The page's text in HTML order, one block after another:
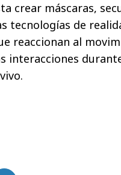
crear máscaras,
tecnologías de
reaccionan al
interacciones